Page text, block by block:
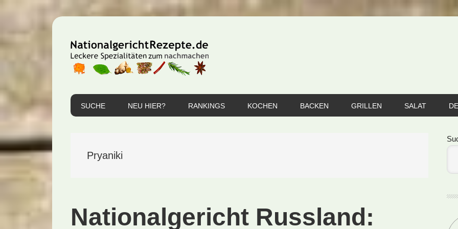
Hauptnavigation
SUCHE NEU HIER? RANKINGS KOCHEN BACKEN GRILLEN SALAT
Pryaniki
Nationalgericht Russland: